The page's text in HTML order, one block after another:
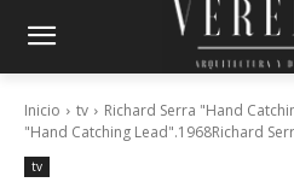
Inicio tv
Richard Serra "Hand
"Hand Catching Lead".1968Richard
tv